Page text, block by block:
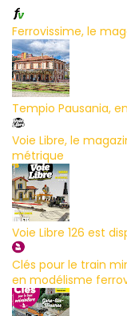
Ferrovissime, le
Tempio Pausania,
Voie Libre, le
métrique
Voie Libre 126 est
Clés pour le train
en modélisme